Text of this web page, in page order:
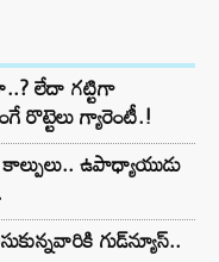
లేదా గట్టిగా
రొట్టెలు గ్యారెంటీ.!
ఉపాధ్యాయుడు
గుడ్‌న్యూస్..